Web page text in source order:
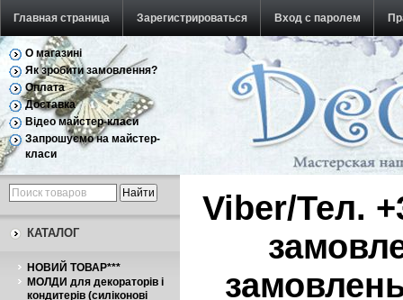
Главная страница Зарегистрироваться Вход с паролем
Обратная связь
О магазині
Як зробити замовлення?
Оплата
Доставка
Відео майстер-класи
Запрошуємо на майстер-
класи
КАТАЛОГ
НОВИЙ ТОВАР***
МОЛДИ для декораторів і
кондитерів (силіконові
Viber/Тел.